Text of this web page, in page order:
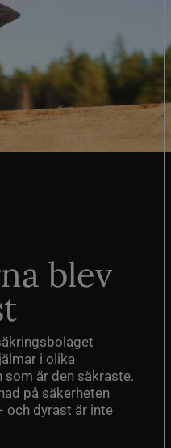
blev
i olika
är den säkraste.
på säkerheten
och dyrast är inte